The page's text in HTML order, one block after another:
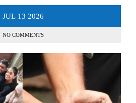
JUL 13 2026
NO COMMENTS